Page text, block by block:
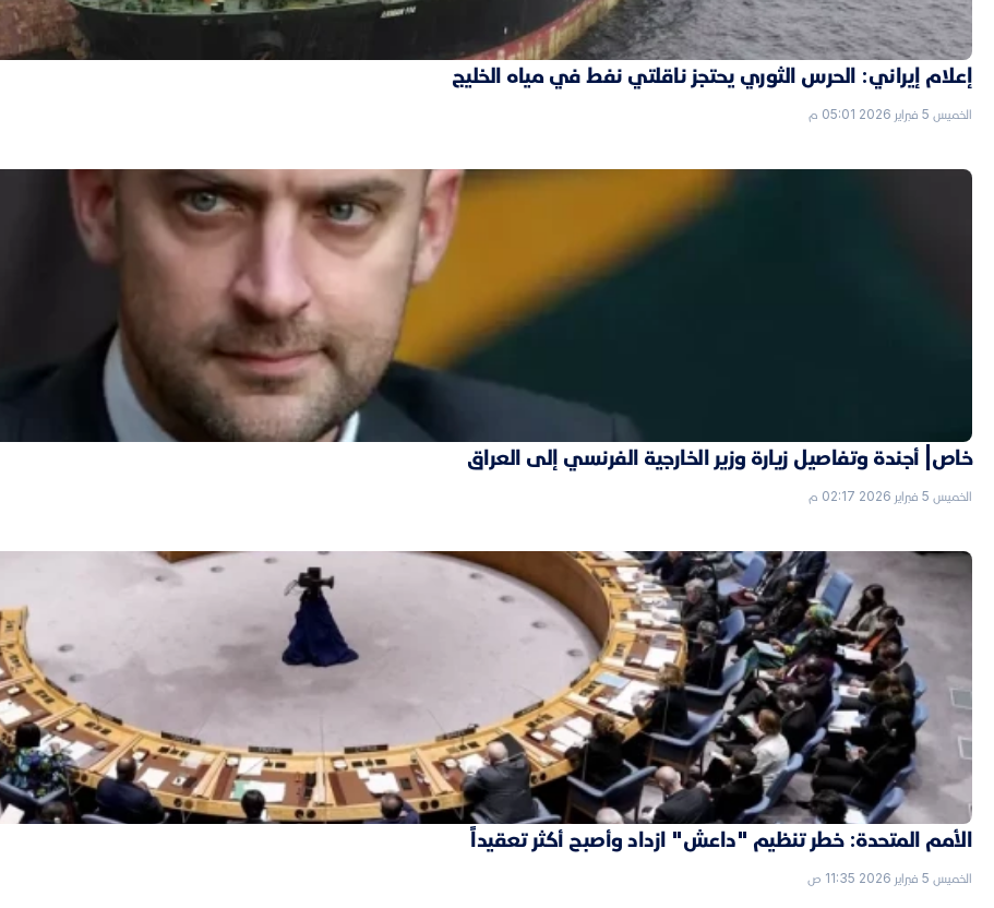
إعلام إيراني: الحرس الثوري يحتجز ناقلتي نفط في مياه الخليج
الخميس 5 فبراير 2026 05:01 م
خاص| أجندة وتفاصيل زيارة وزير الخارجية الفرنسي إلى العراق
الخميس 5 فبراير 2026 02:17 م
الأمم المتحدة: خطر تنظيم "داعش" ازداد وأصبح أكثر تعقيداً
الخميس 5 فبراير 2026 11:35 ص